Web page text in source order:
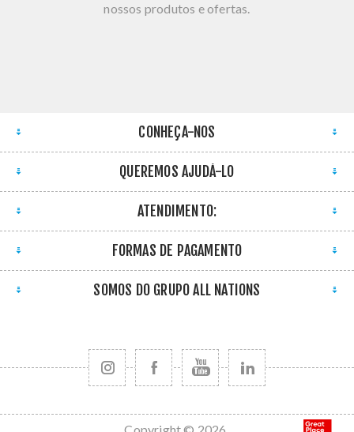
nossos produtos e ofertas.
CONHEÇA-NOS
QUEREMOS AJUDÁ-LO
ATENDIMENTO:
FORMAS DE PAGAMENTO
SOMOS DO GRUPO ALL NATIONS